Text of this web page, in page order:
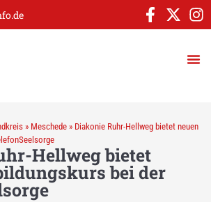
» Meschede » Diakonie Ruhr-Hellweg bietet neuen
Hellweg bietet
bei der